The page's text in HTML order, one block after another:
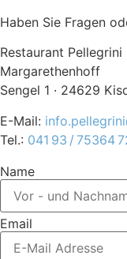
Haben Sie Fragen
Restaurant Pellegrini
Margarethenhoff
Sengel 1 · 24629
E-Mail:
Tel.: 041 93 / 75364
Name
Email